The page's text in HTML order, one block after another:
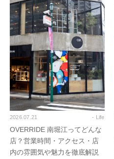
2026.07.21 - Life
OVERRIDE 南堀江ってどんな
店？営業時間・アクセス・店
内の雰囲気や魅力を徹底解説